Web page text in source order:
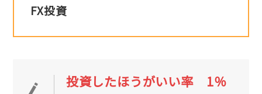
FX投資
投資したほうがいい率 1％